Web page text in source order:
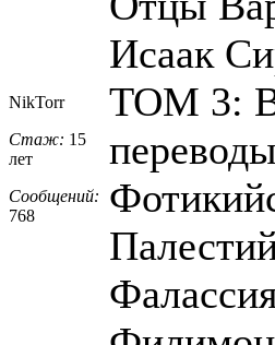
NikTorr
Стаж: 15
лет
Сообщений:
768
Исаак
ТОМ 3: В